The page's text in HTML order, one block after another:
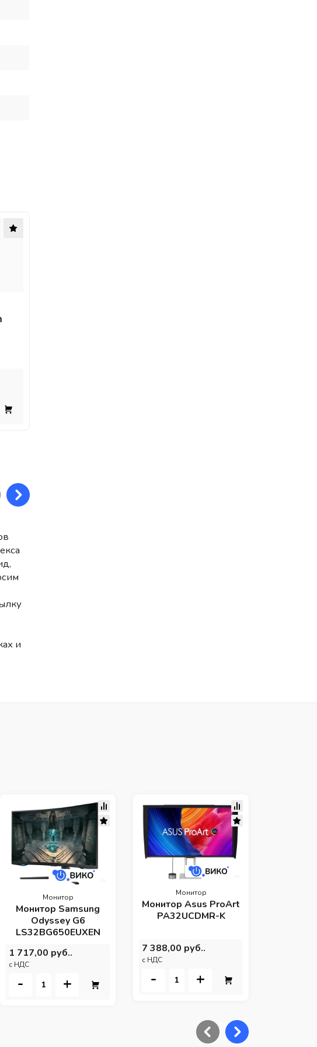
и
Монитор
Монитор Samsung
Odyssey G6
LS32BG650EUXEN
1 717,00 руб..
c НДС
- +
Монитор
Монитор Asus ProArt
PA32UCDMR-K
7 388,00 руб..
c НДС
- +